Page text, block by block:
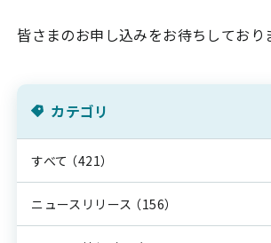
皆さまのお申し込みをお待ちしており
カテゴリ
すべて （421）
ニュースリリース （156）